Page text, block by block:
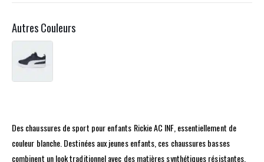
Autres Couleurs
Des chaussures de sport pour enfants Rickie AC INF, essentiellement de
couleur blanche. Destinées aux jeunes enfants, ces chaussures basses
combinent un look traditionnel avec des matières synthétiques résistantes,